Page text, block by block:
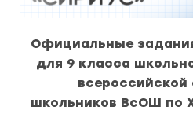
Официальные
для 9 класса
школьников ВсОШ по